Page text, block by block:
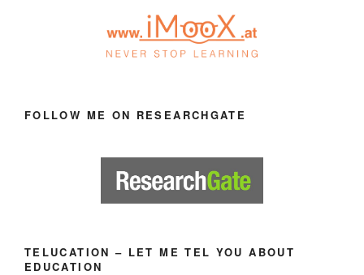
FOLLOW ME ON RESEARCHGATE
TELUCATION – LET ME TEL YOU ABOUT
EDUCATION